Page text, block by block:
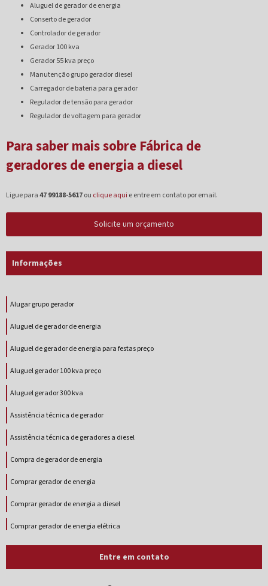
aluguel de gerador de energia
conserto de gerador
controlador de gerador
gerador 100 kva
gerador 55 kva preço
manutenção grupo gerador diesel
carregador de bateria para gerador
regulador de tensão para gerador
regulador de voltagem para gerador
Para saber mais sobre Fábrica de
geradores de energia a diesel
Ligue para47 99188-5617ou clique aqui e entre em contato por email.
Solicite um orçamento
Informações
Alugar grupo gerador
Aluguel de gerador de energia
Aluguel de gerador de energia para festas preço
Aluguel gerador 100 kva preço
Aluguel gerador 300 kva
Assistência técnica de gerador
Assistência técnica de geradores a diesel
Compra de gerador de energia
Comprar gerador de energia
Comprar gerador de energia a diesel
Comprar gerador de energia elétrica
Comprar grupo gerador
Conserto de gerador
Entre em contato